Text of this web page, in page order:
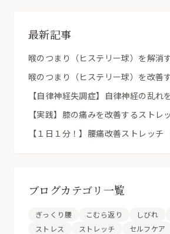
最新記事
喉のつまり（ヒステリー球）を解消
喉のつまり（ヒステリー球）を改善
【自律神経失調症】自律神経の乱れ
【実践】膝の痛みを改善するスト
【１日１分！】腰痛改善ストレッ
ブログカテゴリ一覧
ぎっくり腰 こむら返り しびれ
ストレス
ストレッチ セルフケア